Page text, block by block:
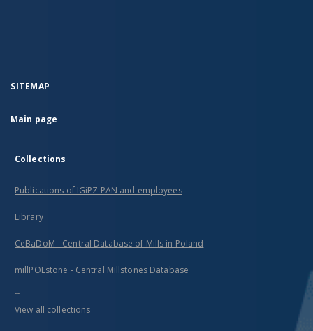
SITEMAP
Main page
Collections
Publications of IGiPZ PAN and employees
Library
CeBaDoM - Central Database of Mills in Poland
millPOLstone - Central Millstones Database
...
View all collections